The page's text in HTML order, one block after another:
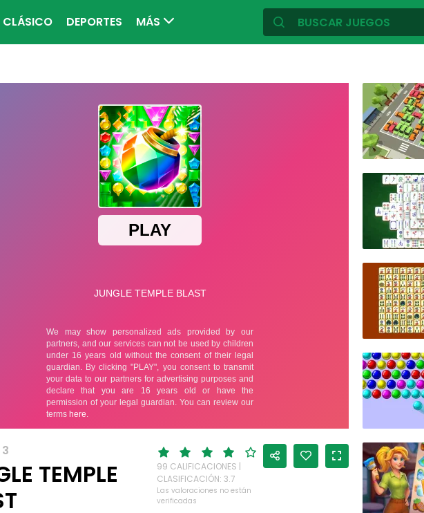
CLÁSICO DEPORTES MÁS
TEMPLE
99 CALIFICACIONES |
CLASIFICACIÓN: 3.7
Las valoraciones no están
verificadas